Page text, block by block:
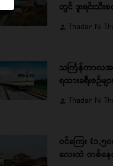
တွင် ဒူးရင်းသီး
Thadar Ni
သင်္ကြန်ကာလအ
ရထားခရီးစဉ်များ
Thadar Ni
ဝင်ကြေး (၁,၅
လေးထဲ တစ်န